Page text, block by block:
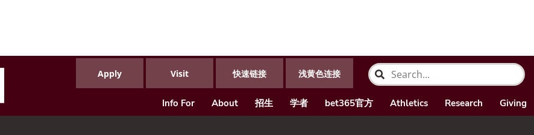
Apply Visit 快速链接 浅黄色连接
Info For About 招生 学者 bet365官方 Athletics Research Giving